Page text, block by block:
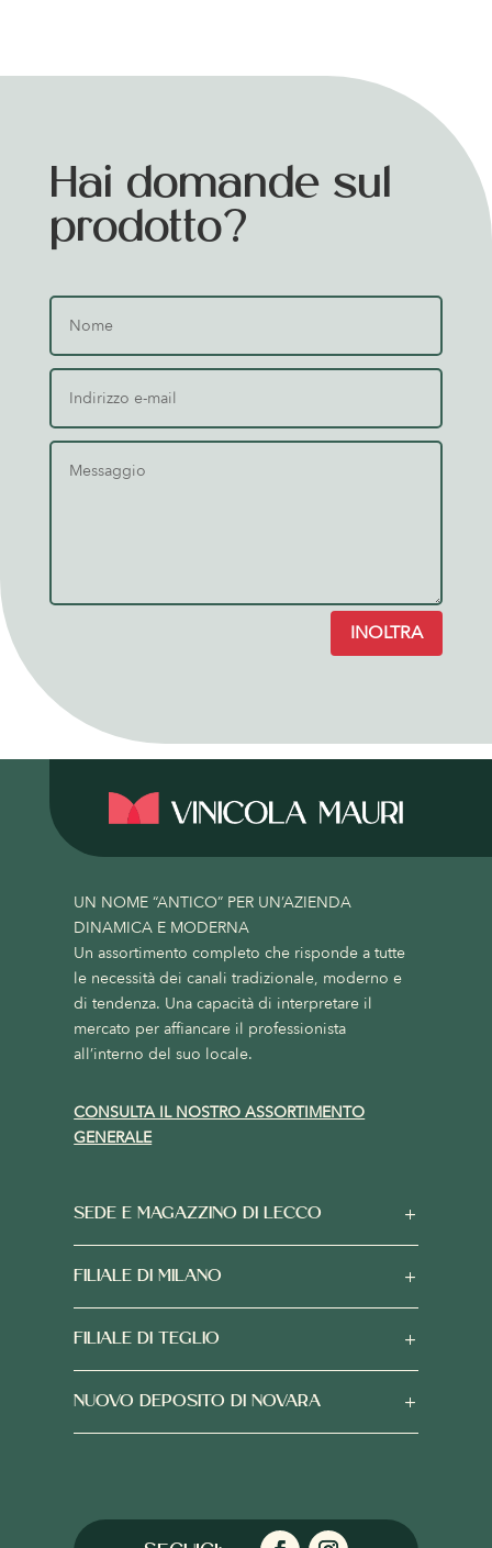
Hai domande sul
prodotto?
INOLTRA
UN NOME “ANTICO” PER UN’AZIENDA
DINAMICA E MODERNA
Un assortimento completo che risponde a tutte
le necessità dei canali tradizionale, moderno e
di tendenza. Una capacità di interpretare il
mercato per affiancare il professionista
all’interno del suo locale.
CONSULTA IL NOSTRO ASSORTIMENTO
GENERALE
SEDE E MAGAZZINO DI LECCO
FILIALE DI MILANO
FILIALE DI TEGLIO
NUOVO DEPOSITO DI NOVARA